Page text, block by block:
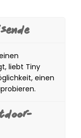
liebt Tiny
einen